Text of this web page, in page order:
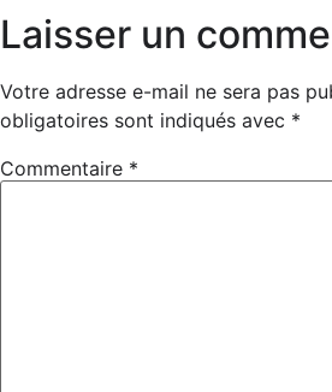
Laisser un
Votre adresse e-mail ne sera pas
obligatoires sont indiqués avec *
Commentaire *